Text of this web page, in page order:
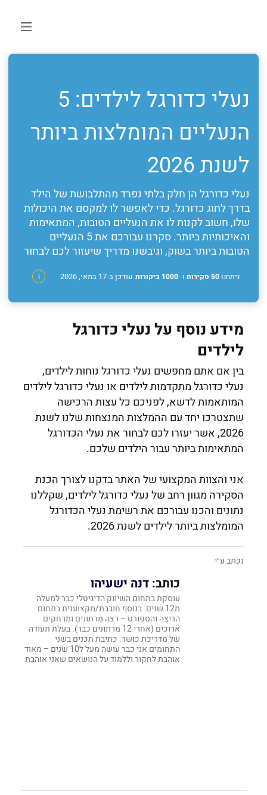
נעלי כדורגל לילדים: 5
הנעליים המומלצות ביותר
לשנת 2026
נעלי כדורגל הן חלק בלתי נפרד מהתלבושת של הילד
בדרך לחוג כדורגל. כדי לאפשר לו למקסם את היכולות
שלו, חשוב לקנות לו את הנעליים הטובות, המתאימות
והאיכותיות ביותר. סקרנו עבורכם את 5 הנעליים
הטובות ביותר בשוק, וגיבשנו מדריך שיעזור לכם לבחור
ניתחנו50 סקירות ו- 1000 ביקורות i עודכן ב-17 במאי, 2026
מידע נוסף על נעלי כדורגל
לילדים
בין אם אתם מחפשים נעלי כדורגל נוחות לילדים,
נעלי כדורגל מתקדמות לילדים או נעלי כדורגל לילדים
המותאמות לדשא, לפניכם כל עצות הרכישה
שתצטרכו יחד עם ההמלצות המנצחות שלנו לשנת
2026, אשר יעזרו לכם לבחור את נעלי הכדורגל
המתאימות ביותר עבור הילדים שלכם.
אני והצוות המקצועי של האתר בדקנו לצורך הכנת
הסקירה מגוון רחב של נעלי כדורגל לילדים, שקללנו
נתונים והכנו עבורכם את רשימת נעלי הכדורגל
המומלצות ביותר לילדים לשנת 2026.
נכתב ע״י
כותב: דנה ישעיהו
עוסקת בתחום השיווק הדיגיטלי כבר למעלה
מ12 שנים. בנוסף חובבת/מקצוענית בתחום
הריצה והספורט – רצה מרתונים ומרחקים
ארוכים (אחרי 12 מרתונים כבר). בעלת תעודה
של מדריכת כושר. כתיבת תכנים בשני
התחומים אני כבר עושה מעל ל10 שנים – מאוד
אוהבת לחקור וללמוד על הנושאים שאני אוהבת